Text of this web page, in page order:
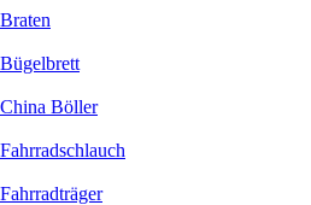
Braten
Bügelbrett
China Böller
Fahrradschlauch
Fahrradträger